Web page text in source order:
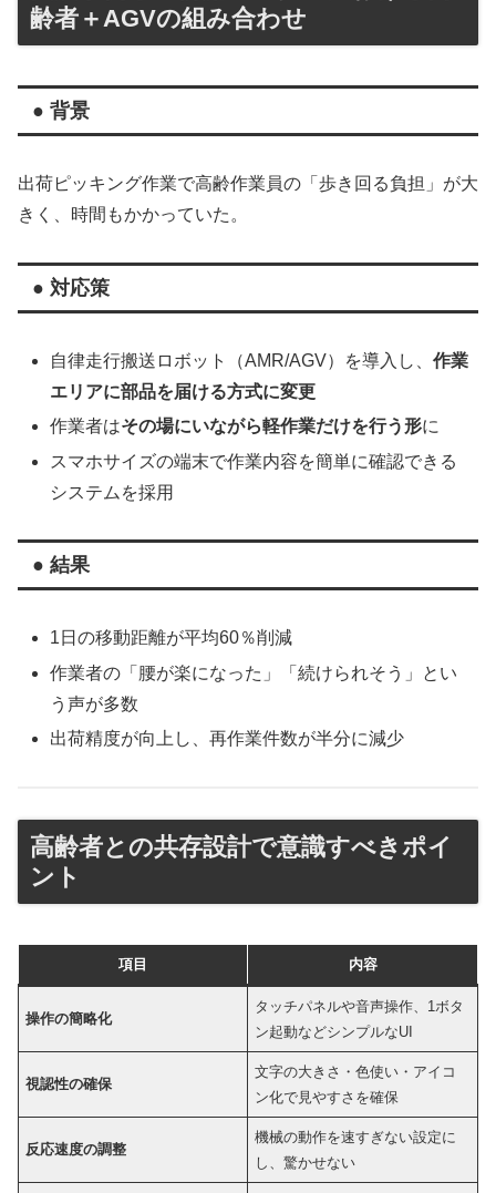
齢者＋AGVの組み合わせ
● 背景
出荷ピッキング作業で高齢作業員の「歩き回る負担」が大
きく、時間もかかっていた。
● 対応策
自律走行搬送ロボット（AMR/AGV）を導入し、作業
エリアに部品を届ける方式に変更
作業者はその場にいながら軽作業だけを行う形に
スマホサイズの端末で作業内容を簡単に確認できる
システムを採用
● 結果
1日の移動距離が平均60％削減
作業者の「腰が楽になった」「続けられそう」とい
う声が多数
出荷精度が向上し、再作業件数が半分に減少
高齢者との共存設計で意識すべきポイ
ント
項目 内容
操作の簡略化
タッチパネルや音声操作、1ボタ
ン起動などシンプルなUI
視認性の確保
文字の大きさ・色使い・アイコ
ン化で見やすさを確保
反応速度の調整
機械の動作を速すぎない設定に
し、驚かせない